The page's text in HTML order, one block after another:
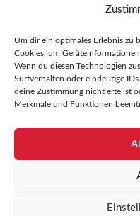
Um dir ein optimales Erlebnis zu
Cookies, um
Wenn du diesen Technologien
Surfverhalten oder eindeutige
deine Zustimmung nicht erteilst
Merkmale und Funktionen
ICH STIMME DER
Leon Schenke ©